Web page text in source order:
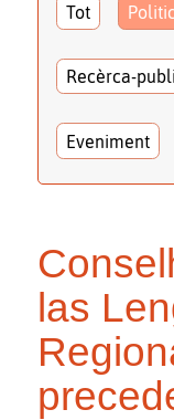
Tot
Recèrca-
Eveniment
las